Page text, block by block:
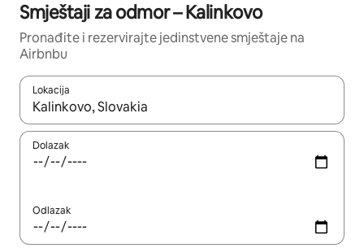
Smještaji za odmor – Kalinkovo
Pronađite i rezervirajte jedinstvene smještaje na
Airbnbu
Lokacija
Kada budu dostupni rezultati, moći ćete ih pregledati
Dolazak
Odlazak